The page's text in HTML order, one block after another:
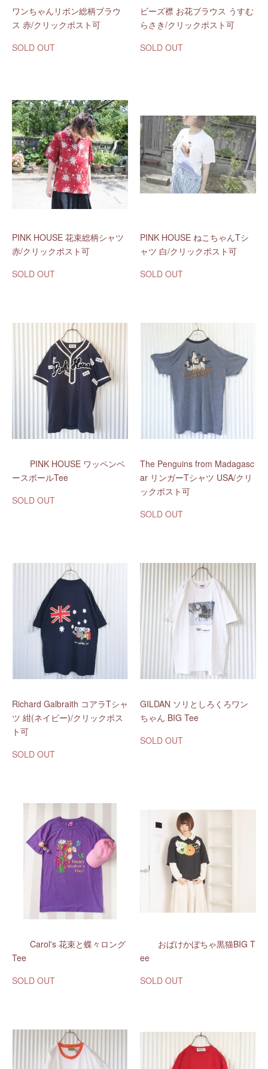
ワンちゃんリボン総柄ブラウ
ス 赤/クリックポスト可
SOLD OUT
ビーズ襟 お花ブラウス うすむ
らさき/クリックポスト可
SOLD OUT
PINK HOUSE 花束総柄シャツ
赤/クリックポスト可
SOLD OUT
PINK HOUSE ねこちゃんTシ
ャツ 白/クリックポスト可
SOLD OUT
PINK HOUSE ワッペンベ
ースボールTee
SOLD OUT
The Penguins from Madagasc
ar リンガーTシャツ USA/クリ
ックポスト可
SOLD OUT
Richard Galbraith コアラTシャ
ツ 紺(ネイビー)/クリックポス
ト可
SOLD OUT
GILDAN ソリとしろくろワン
ちゃん BIG Tee
SOLD OUT
Carol's 花束と蝶々ロング
Tee
SOLD OUT
おばけかぼちゃ黒猫BIG T
ee
SOLD OUT